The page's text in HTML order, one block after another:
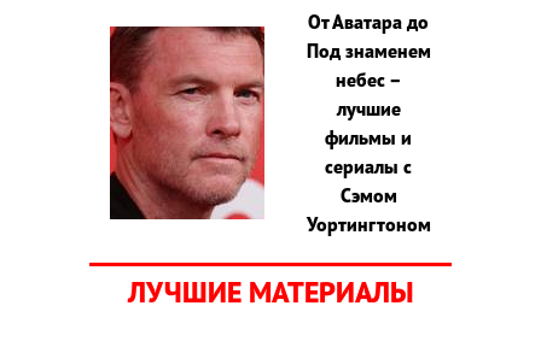
От Аватара до
Под знаменем
небес –
лучшие
фильмы и
сериалы с
Сэмом
Уортингтоном
ЛУЧШИЕ МАТЕРИАЛЫ